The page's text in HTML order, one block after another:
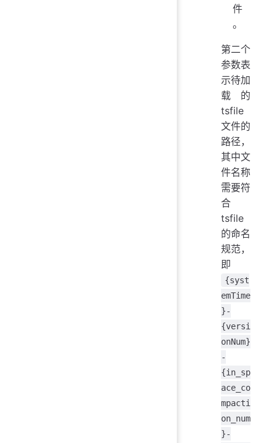
件
。
第二个
参数表
示待加
载的
tsfile
文件的
路径，
其中文
件名称
需要符
合
tsfile
的命名
规范，
即
{syst
emTime
}-
{versi
onNum}
-
{in_sp
ace_co
mpacti
on_num
}-